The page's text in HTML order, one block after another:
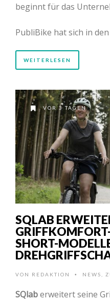
beginnt für das
PubliBike hat sich in
WEITERLESEN
VOR 3 TAGEN
SQLAB
SHORT-
VON REDAKTION • NEWS
SQlaberweitert seine